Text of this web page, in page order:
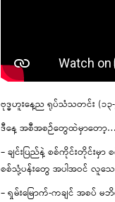
ဗုဒ္ဓဟူးနေ့ည ရုပ်သံသတင်း (၁၃-
ဒီနေ့ အစီအစဉ်တွေထဲမှာတော့
– ချင်းပြည်နဲ့ စစ်ကိုင်းတိုင်း
စစ်သုံ့ပန်းတွေ အပါအဝင် လူသ
– ရှမ်းမြောက်-ကချင် အစပ်